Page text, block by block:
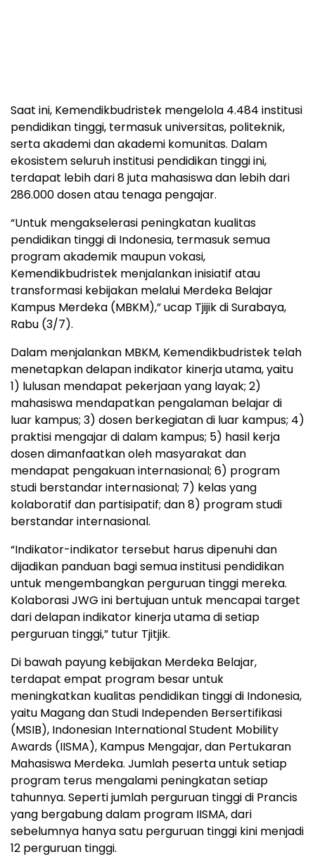
Saat ini, Kemendikbudristek mengelola 4.484 institusi
pendidikan tinggi, termasuk universitas, politeknik,
serta akademi dan akademi komunitas. Dalam
ekosistem seluruh institusi pendidikan tinggi ini,
terdapat lebih dari 8 juta mahasiswa dan lebih dari
286.000 dosen atau tenaga pengajar.
“Untuk mengakselerasi peningkatan kualitas
pendidikan tinggi di Indonesia, termasuk semua
program akademik maupun vokasi,
Kemendikbudristek menjalankan inisiatif atau
transformasi kebijakan melalui Merdeka Belajar
Kampus Merdeka (MBKM),” ucap Tjijik di Surabaya,
Rabu (3/7).
Dalam menjalankan MBKM, Kemendikbudristek telah
menetapkan delapan indikator kinerja utama, yaitu
1) lulusan mendapat pekerjaan yang layak; 2)
mahasiswa mendapatkan pengalaman belajar di
luar kampus; 3) dosen berkegiatan di luar kampus; 4)
praktisi mengajar di dalam kampus; 5) hasil kerja
dosen dimanfaatkan oleh masyarakat dan
mendapat pengakuan internasional; 6) program
studi berstandar internasional; 7) kelas yang
kolaboratif dan partisipatif; dan 8) program studi
berstandar internasional.
“Indikator-indikator tersebut harus dipenuhi dan
dijadikan panduan bagi semua institusi pendidikan
untuk mengembangkan perguruan tinggi mereka.
Kolaborasi JWG ini bertujuan untuk mencapai target
dari delapan indikator kinerja utama di setiap
perguruan tinggi,” tutur Tjitjik.
Di bawah payung kebijakan Merdeka Belajar,
terdapat empat program besar untuk
meningkatkan kualitas pendidikan tinggi di Indonesia,
yaitu Magang dan Studi Independen Bersertifikasi
(MSIB), Indonesian International Student Mobility
Awards (IISMA), Kampus Mengajar, dan Pertukaran
Mahasiswa Merdeka. Jumlah peserta untuk setiap
program terus mengalami peningkatan setiap
tahunnya. Seperti jumlah perguruan tinggi di Prancis
yang bergabung dalam program IISMA, dari
sebelumnya hanya satu perguruan tinggi kini menjadi
12 perguruan tinggi.